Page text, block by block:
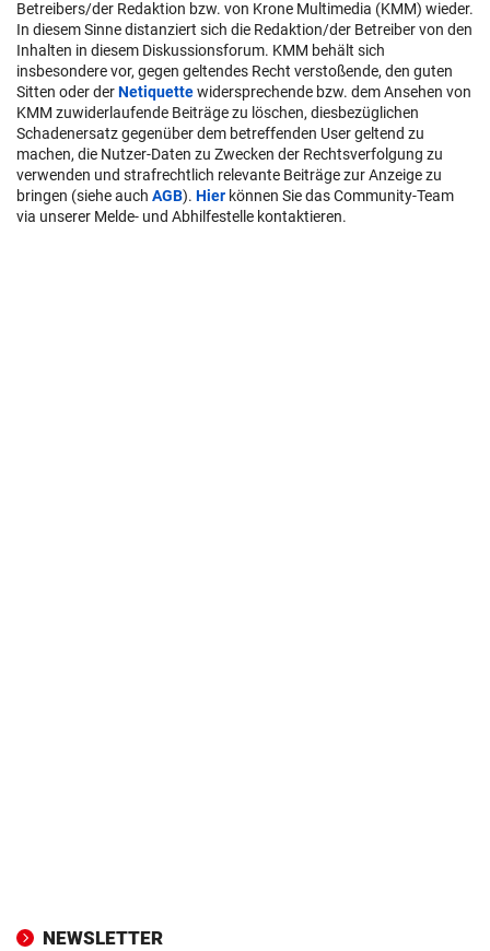
Betreibers/der Redaktion bzw. von Krone Multimedia (KMM) wieder.
In diesem Sinne distanziert sich die Redaktion/der Betreiber von den
Inhalten in diesem Diskussionsforum. KMM behält sich
insbesondere vor, gegen geltendes Recht verstoßende, den guten
Sitten oder derNetiquettewidersprechende bzw. dem Ansehen von
KMM zuwiderlaufende Beiträge zu löschen, diesbezüglichen
Schadenersatz gegenüber dem betreffenden User geltend zu
machen, die Nutzer-Daten zu Zwecken der Rechtsverfolgung zu
verwenden und strafrechtlich relevante Beiträge zur Anzeige zu
bringen (siehe auch AGB). Hier können Sie das Community-Team
via unserer Melde- und Abhilfestelle kontaktieren.
NEWSLETTER